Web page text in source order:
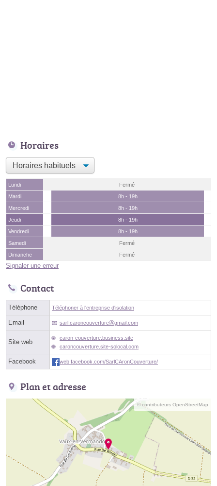
Horaires
Lundi
Fermé
Mardi
8h - 19h
Mercredi
8h - 19h
Jeudi
8h - 19h
Vendredi
8h - 19h
Samedi
Fermé
Dimanche
Fermé
Signaler une erreur
Contact
Téléphone Téléphoner à l'entreprise d'isolation
Email sarl.caroncouvertureⓐgmail.com
Site web
caron-couverture.business.site
caroncouverture.site-solocal.com
Facebook web.facebook.com/SarlCAronCouverture/
Plan et adresse
© contributeurs OpenStreetMap